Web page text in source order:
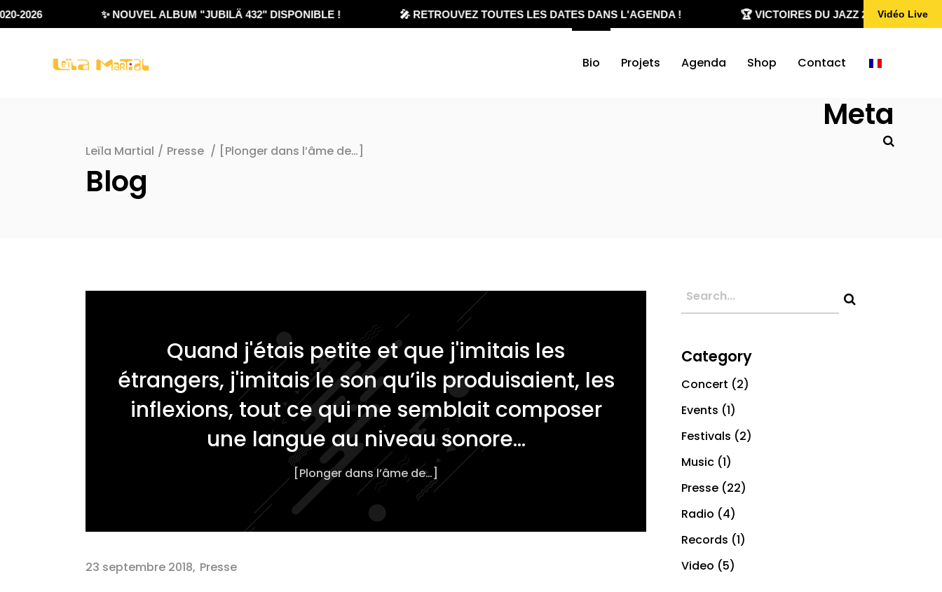
2026 ✨ NOUVEL ALBUM "JUBILÄ 432" DISPONIBLE ! 🎤 RETROUVEZ TOUTES LES DATES DANS L'AGENDA ! 🏆 VICTOIRES DU JAZZ 2020-2026Vidéo Live
Bio Projets Agenda Shop Contact
Meta
Leïla Martial / Presse / [Plonger dans l’âme de…]
Blog
Quand j'étais petite et que j'imitais les
étrangers, j'imitais le son qu’ils produisaient, les
inflexions, tout ce qui me semblait composer
une langue au niveau sonore...
[Plonger dans l’âme de…]
23 septembre 2018 Presse
Category
Concert (2)
Events (1)
Festivals (2)
Music (1)
Presse (22)
Radio (4)
Records (1)
Video (5)